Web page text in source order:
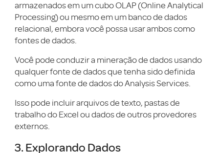
armazenados em um cubo OLAP (Online Analytical
Processing) ou mesmo em um banco de dados
relacional, embora você possa usar ambos como
fontes de dados.
Você pode conduzir a mineração de dados usando
qualquer fonte de dados que tenha sido definida
como uma fonte de dados do Analysis Services.
Isso pode incluir arquivos de texto, pastas de
trabalho do Excel ou dados de outros provedores
externos.
3. Explorando Dados